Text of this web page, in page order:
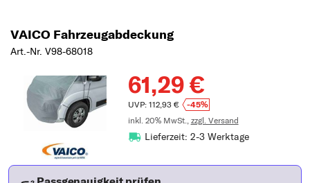
VAICO Fahrzeugabdeckung
Art.-Nr. V98-68018
61,29 €
UVP: 112,93 €
-45%
inkl. 20% MwSt., zzgl. Versand
Lieferzeit: 2-3 Werktage